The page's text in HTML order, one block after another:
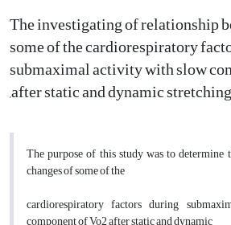
The investigating of relationship
some of the cardiorespiratory
submaximal activity with slow
,after static and dynamic
The purpose of this study was to determine
changes of some of the
cardiorespiratory factors during